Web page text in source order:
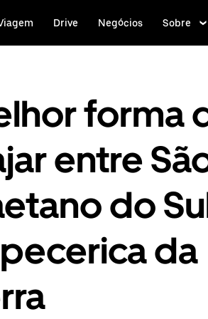
Drive Negócios Sobre
forma
entre
do
da